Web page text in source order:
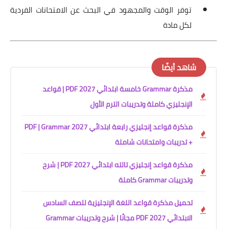
توفر الوقت والمجهود في البحث عن الامتحانات الفردية
لكل مادة
شاهد أيضًا
مذكرة Grammar خامسة ابتدائي 2027 PDF | قواعد
الإنجليزي كاملة وتدريبات الترم الأول
مذكرة قواعد إنجليزي رابعة ابتدائي 2027 PDF | Grammar
+ تدريبات وامتحانات شاملة
مذكرة قواعد إنجليزي تالته ابتدائي 2027 PDF | شرح
وتدريبات Grammar كاملة
تحميل مذكرة قواعد اللغة الإنجليزية للصف السادس
الابتدائي 2027 PDF مجانًا | شرح وتدريبات Grammar